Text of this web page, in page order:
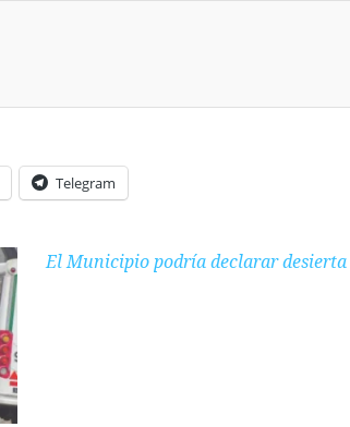
Telegram
El Municipio podría declarar